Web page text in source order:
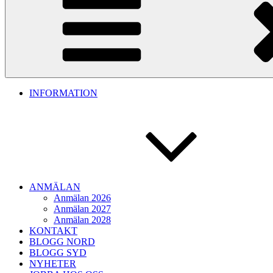
INFORMATION
ANMÄLAN
Anmälan 2026
Anmälan 2027
Anmälan 2028
KONTAKT
BLOGG NORD
BLOGG SYD
NYHETER